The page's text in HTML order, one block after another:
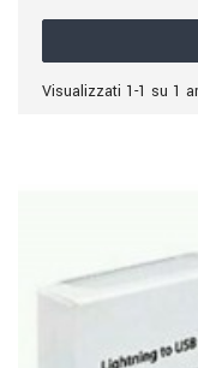
Visualizzati 1-1 su 1